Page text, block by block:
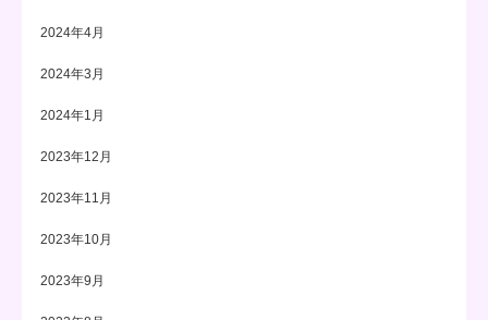
2024年4月
2024年3月
2024年1月
2023年12月
2023年11月
2023年10月
2023年9月